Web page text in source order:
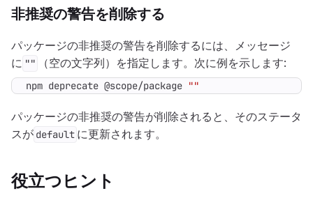
非推奨の警告を削除する
パッケージの非推奨の警告を削除するには、メッセージ
に "" （空の文字列）を指定します。次に例を示します:
npm deprecate @scope/package ""
パッケージの非推奨の警告が削除されると、そのステータ
スが default に更新されます。
役立つヒント